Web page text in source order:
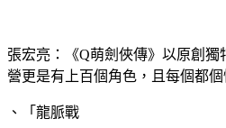
張宏亮：《Q萌劍俠傳》以原創獨
營更是有上百個角色，且每個都
、「龍脈戰